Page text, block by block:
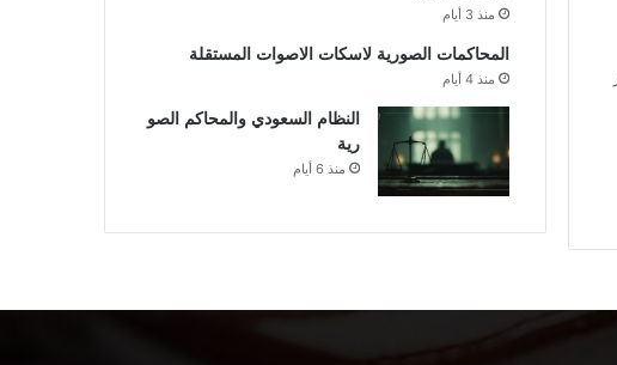
منذ 3 أيام
المحاكمات الصورية لاسكات الاصوات المستقلة
منذ 4 أيام
النظام السعودي والمحاكم الصو
رية
منذ 6 أيام